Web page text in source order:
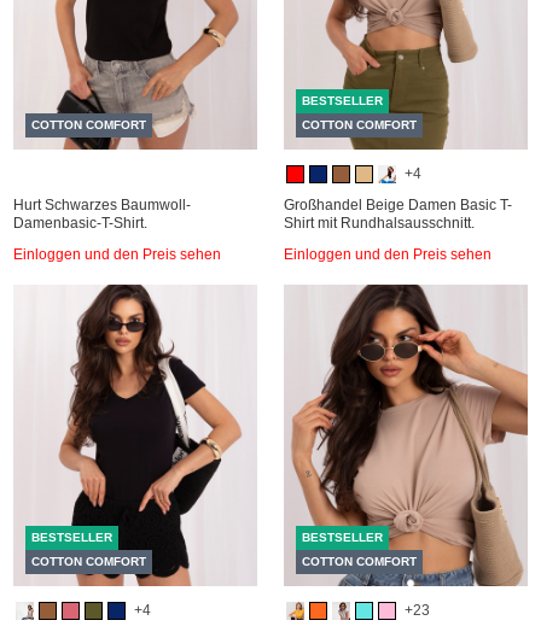
COTTON COMFORT
Hurt Schwarzes Baumwoll-
Damenbasic-T-Shirt.
Einloggen und den Preis sehen
BESTSELLER
COTTON COMFORT
+4
Großhandel Beige Damen Basic T-
Shirt mit Rundhalsausschnitt.
Einloggen und den Preis sehen
BESTSELLER
COTTON COMFORT
+4
BESTSELLER
COTTON COMFORT
+23